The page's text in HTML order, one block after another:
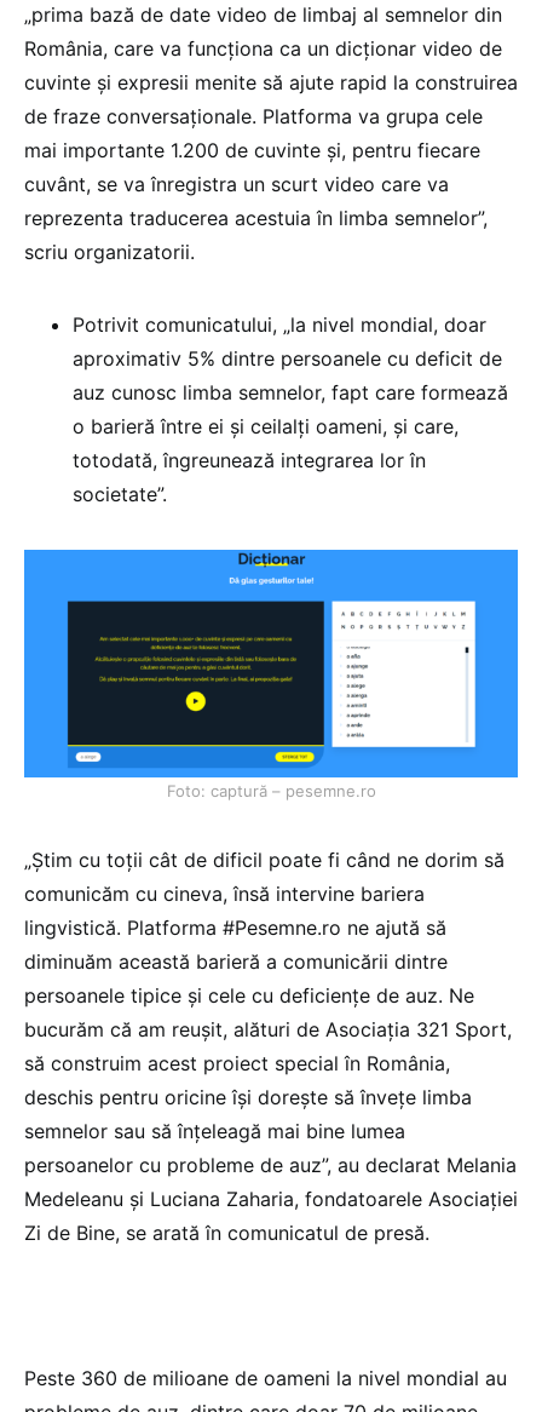
„prima bază de date video de limbaj al semnelor din
România, care va funcționa ca un dicționar video de
cuvinte și expresii menite să ajute rapid la construirea
de fraze conversaționale. Platforma va grupa cele
mai importante 1.200 de cuvinte și, pentru fiecare
cuvânt, se va înregistra un scurt video care va
reprezenta traducerea acestuia în limba semnelor”,
scriu organizatorii.
Potrivit comunicatului, „la nivel mondial, doar
aproximativ 5% dintre persoanele cu deficit de
auz cunosc limba semnelor, fapt care formează
o barieră între ei și ceilalți oameni, și care,
totodată, îngreunează integrarea lor în
societate”.
Foto: captură – pesemne.ro
„Știm cu toții cât de dificil poate fi când ne dorim să
comunicăm cu cineva, însă intervine bariera
lingvistică. Platforma #Pesemne.ro ne ajută să
diminuăm această barieră a comunicării dintre
persoanele tipice și cele cu deficiențe de auz. Ne
bucurăm că am reușit, alături de Asociația 321 Sport,
să construim acest proiect special în România,
deschis pentru oricine își dorește să învețe limba
semnelor sau să înțeleagă mai bine lumea
persoanelor cu probleme de auz”, au declarat Melania
Medeleanu și Luciana Zaharia, fondatoarele Asociației
Zi de Bine, se arată în comunicatul de presă.
Peste 360 de milioane de oameni la nivel mondial au